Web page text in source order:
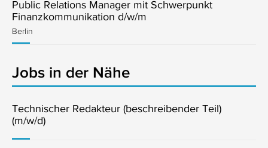
Public Relations Manager mit Schwerpunkt
Finanzkommunikation d/w/m
Berlin
Jobs in der Nähe
Technischer Redakteur (beschreibender Teil)
(m/w/d)